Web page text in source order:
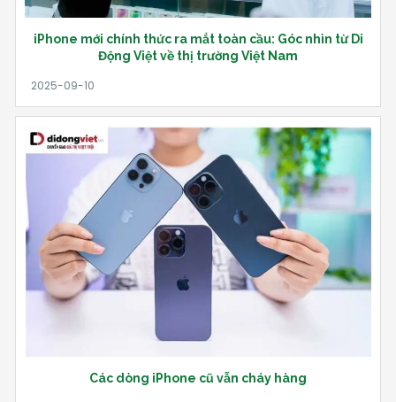
iPhone mới chính thức ra mắt toàn cầu: Góc nhìn từ Di
Động Việt về thị trường Việt Nam
Các dòng iPhone cũ vẫn cháy hàng